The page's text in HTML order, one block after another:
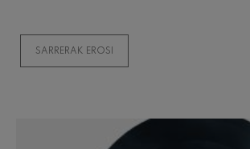
SARRERAK EROSI